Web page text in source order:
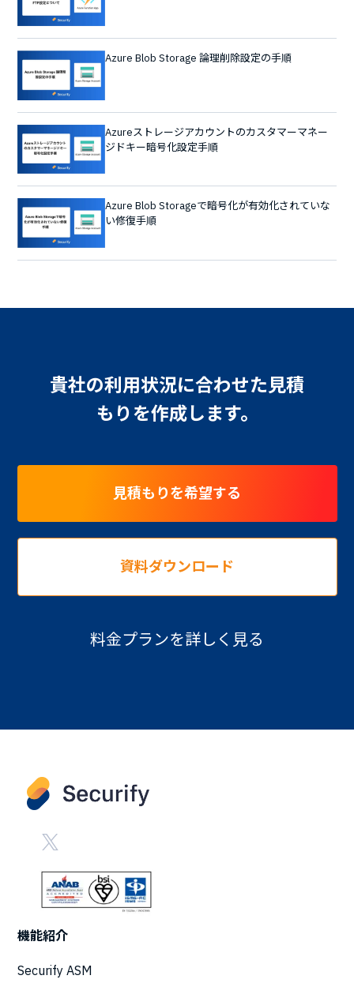
Azure Blob Storage 論理削除設定の手順
Azureストレージアカウントのカスタマーマネー
ジドキー暗号化設定手順
Azure Blob Storageで暗号化が有効化されていな
い修復手順
貴社の利用状況に合わせた見積
もりを作成します。
見積もりを希望する
資料ダウンロード
料金プランを詳しく見る
機能紹介
Securify ASM